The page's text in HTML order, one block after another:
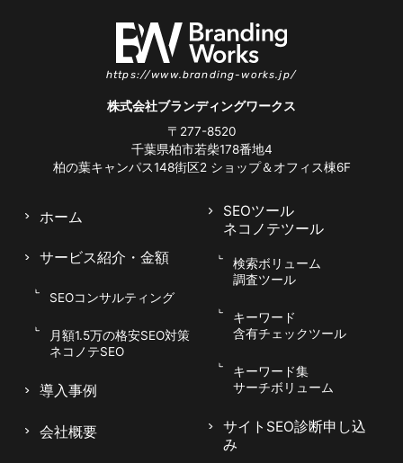
作会社はSEO対策を通じてユーザーのニーズに柔
軟に対応する必要があります。これには、適切な
キーワードの選定に加えて、モバイル最適化、ロ
ーカル情報への対応、そして高品質でユーザーに
価値を提供するコンテンツの提供が求められま
す。結果として、SEO対策はユーザーの変化する
るための重要な方法となるのです。
最新のSEOトレンドとその影響
最新のSEOトレンドは、検索エンジンのアルゴリ
ズム更新に注目が集まっています。Googleは、
特にユーザーの検索意図をより深く理解し、関連
性の高いコンテンツを提供するためのアルゴリズ
https://www.branding-works.jp/
株式会社ブランディングワークス
〒277-8520
千葉県柏市若柴178番地4
柏の葉キャンパス148街区2 ショップ＆オフィス棟6F
ホーム
サービス紹介 ・金額
SEOコンサルティング
月額1.5万の格安SEO対策
ネコノテSEO
導入事例
会社概要
SEOツール
ネコノテツール
検索ボリューム
調査ツール
キーワード
含有チェックツール
キーワード集
サーチボリューム
サイトSEO診断申し込
み